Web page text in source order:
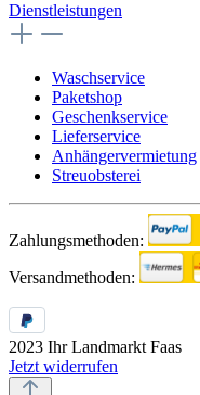
Dienstleistungen
Waschservice
Paketshop
Geschenkservice
Lieferservice
Anhängervermietung
Streuobsterei
Zahlungsmethoden:
Versandmethoden:
2023 Ihr Landmarkt Faas
Jetzt widerrufen